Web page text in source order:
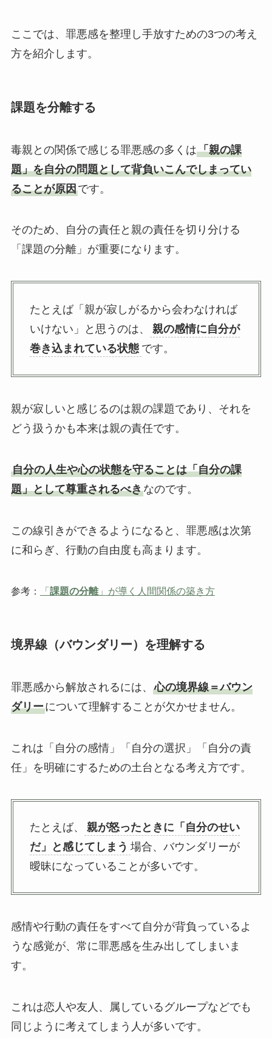
ここでは、罪悪感を整理し手放すための3つの考え
方を紹介します。
課題を分離する
毒親との関係で感じる罪悪感の多くは「親の課
題」を自分の問題として背負いこんでしまってい
ることが原因です。
そのため、自分の責任と親の責任を切り分ける
「課題の分離」が重要になります。
たとえば「親が寂しがるから会わなければ
いけない」と思うのは、
親の感情に自分が
巻き込まれている状態 です。
親が寂しいと感じるのは親の課題であり、それを
どう扱うかも本来は親の責任です。
自分の人生や心の状態を守ることは「自分の課
題」として尊重されるべきなのです。
この線引きができるようになると、罪悪感は次第
に和らぎ、行動の自由度も高まります。
参考： 「 課題の分離」が導く人間関係の築き方
境界線（バウンダリー）を理解する
罪悪感から解放されるには、 心の境界線＝バウン
ダリーについて理解することが欠かせません。
これは「自分の感情」「自分の選択」「自分の責
任」を明確にするための土台となる考え方です。
たとえば、
親が怒ったときに「自分のせい
だ」と感じてしまう 場合、バウンダリーが
曖昧になっていることが多いです。
感情や行動の責任をすべて自分が背負っているよ
うな感覚が、常に罪悪感を生み出してしまいま
す。
これは恋人や友人、属しているグループなどでも
同じように考えてしまう人が多いです。